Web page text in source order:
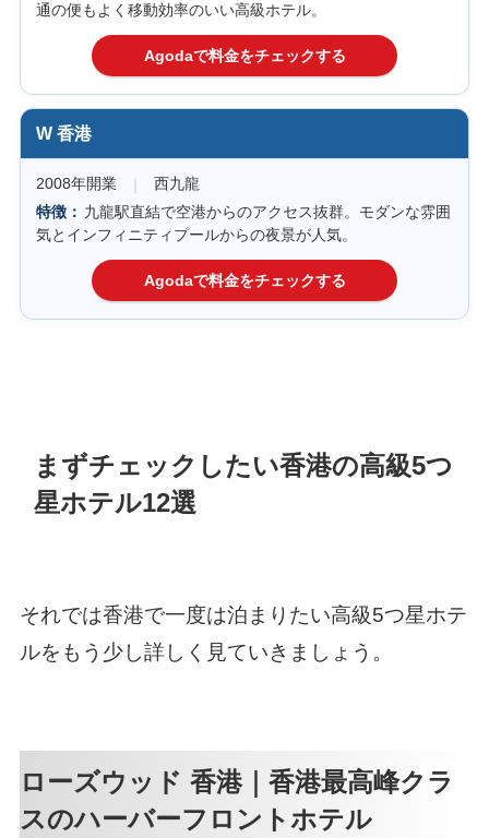
通の便もよく移動効率のいい高級ホテル。
W 香港
2008年開業
西九龍
九龍駅直結で空港からのアクセス抜群。モダンな雰囲
気とインフィニティプールからの夜景が人気。
まずチェックしたい香港の高級5つ
星ホテル12選
それでは香港で一度は泊まりたい高級5つ星ホテ
ルをもう少し詳しく見ていきましょう。
ローズウッド 香港｜香港最高峰クラ
スのハーバーフロントホテル